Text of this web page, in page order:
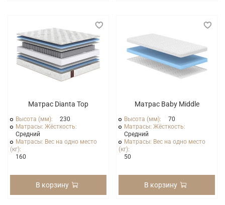
Матрас Dianta Top
Высота (мм):
230
Матрасы: Жёсткость:
Средний
Матрасы: Вес на одно место
(кг):
160
В корзину
Матрас Baby Middle
Высота (мм):
70
Матрасы: Жёсткость:
Средний
Матрасы: Вес на одно место
(кг):
50
В корзину